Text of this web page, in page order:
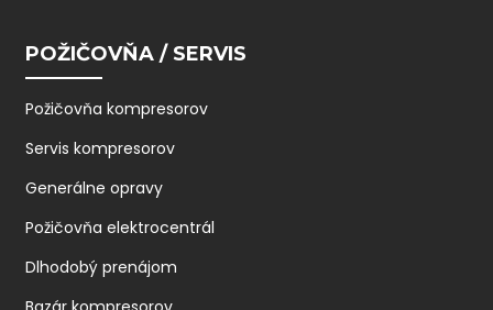
POŽIČOVŇA / SERVIS
Požičovňa kompresorov
Servis kompresorov
Generálne opravy
Požičovňa elektrocentrál
Dlhodobý prenájom